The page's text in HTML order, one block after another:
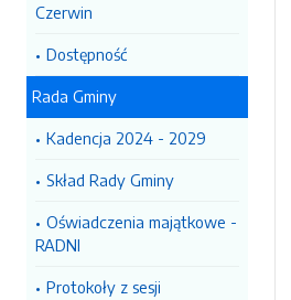
Czerwin
Dostępność
Rada Gminy
Kadencja 2024 - 2029
Skład Rady Gminy
Oświadczenia majątkowe -
RADNI
Protokoły z sesji